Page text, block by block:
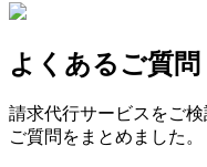
よくあるご質問
請求代行サービスをご
ご質問をまとめました。